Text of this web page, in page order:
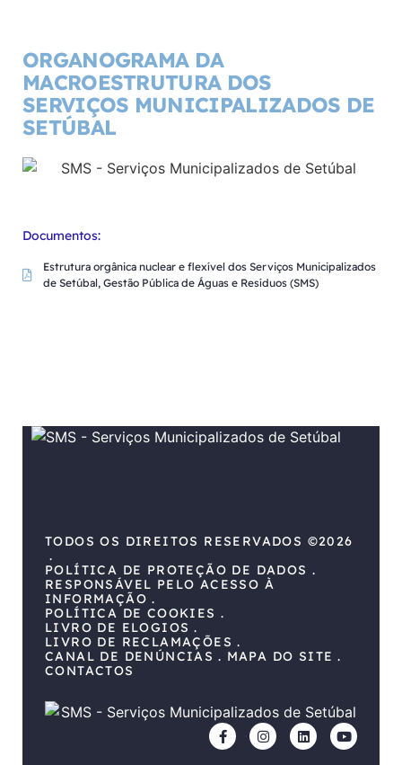
ORGANOGRAMA DA
MACROESTRUTURA DOS
SERVIÇOS MUNICIPALIZADOS DE
SETÚBAL
Documentos:
Estrutura orgânica nuclear e flexível dos Serviços Municipalizados
de Setúbal, Gestão Pública de Águas e Resíduos (SMS)
TODOS OS DIREITOS RESERVADOS ©2026
POLÍTICA DE PROTEÇÃO DE DADOS
RESPONSÁVEL PELO ACESSO À
INFORMAÇÃO
POLÍTICA DE COOKIES
LIVRO DE ELOGIOS
LIVRO DE RECLAMAÇÕES
CANAL DE DENÚNCIAS
MAPA DO SITE
CONTACTOS